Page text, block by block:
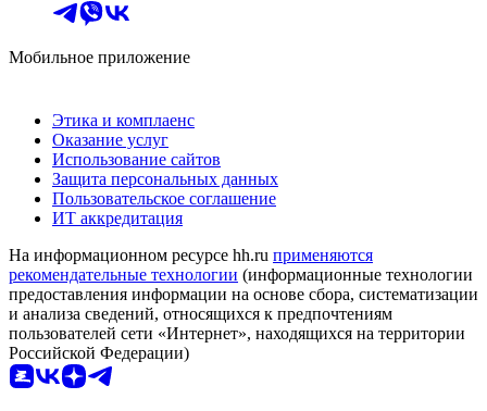
Мобильное приложение
Этика и комплаенс
Оказание услуг
Использование сайтов
Защита персональных данных
Пользовательское соглашение
ИТ аккредитация
На информационном ресурсе hh.ru применяются
рекомендательные технологии (информационные технологии
предоставления информации на основе сбора, систематизации
и анализа сведений, относящихся к предпочтениям
пользователей сети «Интернет», находящихся на территории
Российской Федерации)